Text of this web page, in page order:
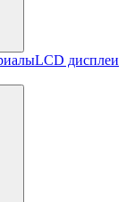
LCD дисплеи